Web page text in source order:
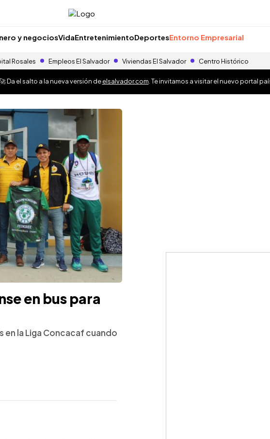
y negociosVidaEntretenimientoDeportesEntorno Empresarial
Rosales Empleos El Salvador Viviendas El Salvador Centro Histórico
Da el salto a la nueva versión deelsalvador.com . Te invitamos a visitar el nuevo portal
en bus para
en la Liga Concacaf cuando